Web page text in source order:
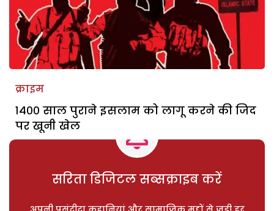
क्राइम
१४०० साल पुराने इसलाम को लागू करने की जिद
पर खूनी खेल
सरिता डिजिटल सब्सक्राइब करें